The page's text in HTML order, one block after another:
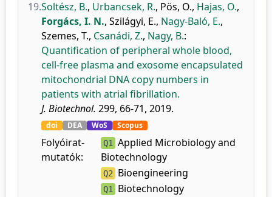
19.Soltész, B., Urbancsek, R., Pös, O., Hajas, O.,
Forgács, I. N., Szilágyi, E., Nagy-Baló, E.,
Szemes, T., Csanádi, Z., Nagy, B.:
Quantification of peripheral whole blood,
cell-free plasma and exosome encapsulated
mitochondrial DNA copy numbers in
patients with atrial fibrillation.
J. Biotechnol. 299, 66-71, 2019.
doi DEA WoS Scopus
Folyóirat-
mutatók:
Q1
Applied Microbiology and
Biotechnology
Q2 Bioengineering
Q1 Biotechnology